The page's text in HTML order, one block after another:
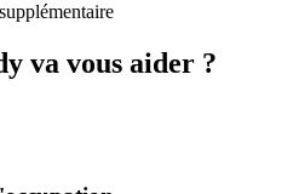
va vous aider ?